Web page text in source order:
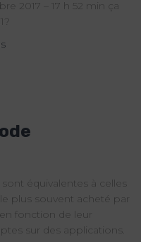
2017 – 17 h 52 min ça
équivalentes à celles
plus souvent acheté par
fonction de leur
sur des applications.